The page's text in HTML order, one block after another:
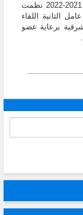
العمل البلدي في منطقة جبل عامل الثانية لعامي 2021-2022 نظمت
الثانية اللقاء
برعاية عضو